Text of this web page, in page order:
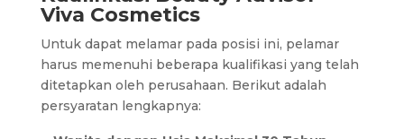
Viva Cosmetics
Untuk dapat melamar pada posisi ini, pelamar
harus memenuhi beberapa kualifikasi yang telah
ditetapkan oleh perusahaan. Berikut adalah
persyaratan lengkapnya: